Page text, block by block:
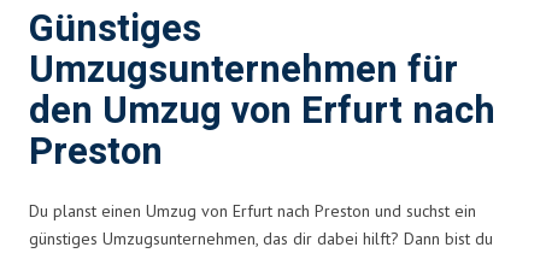
Günstiges
Umzugsunternehmen für
den Umzug von Erfurt nach
Preston
Du planst einen Umzug von Erfurt nach Preston und suchst ein
günstiges Umzugsunternehmen, das dir dabei hilft? Dann bist du